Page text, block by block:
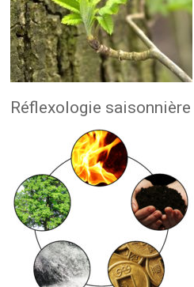
Réflexologie